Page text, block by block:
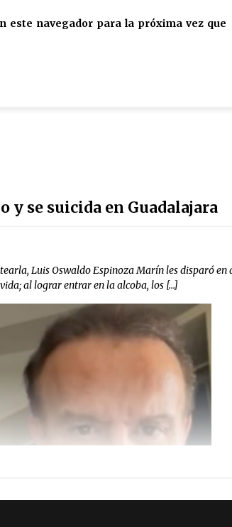
este navegador para la próxima vez que
se suicida en Guadalajara
Luis Oswaldo Espinoza Marín les disparó en
al lograr entrar en la alcoba, los […]